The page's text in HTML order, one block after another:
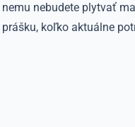
nemu nebudete plytvať
prášku, koľko aktuálne